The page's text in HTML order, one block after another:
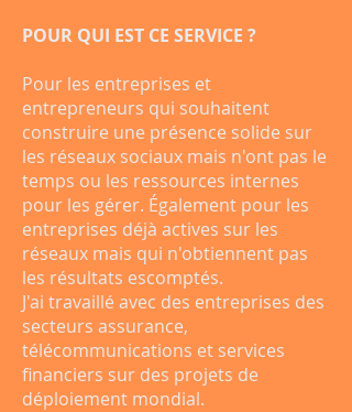
POUR QUI EST CE SERVICE ?
Pour les entreprises et
entrepreneurs qui souhaitent
construire une présence solide sur
les réseaux sociaux mais n'ont pas le
temps ou les ressources internes
pour les gérer. Également pour les
entreprises déjà actives sur les
réseaux mais qui n'obtiennent pas
les résultats escomptés.
J'ai travaillé avec des entreprises des
secteurs assurance,
télécommunications et services
financiers sur des projets de
déploiement mondial.